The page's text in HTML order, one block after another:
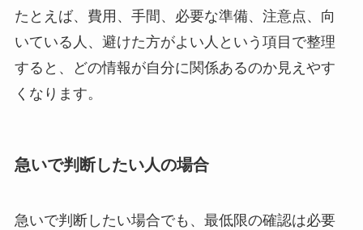
たとえば、費用、手間、必要な準備、注意点、向
いている人、避けた方がよい人という項目で整理
すると、どの情報が自分に関係あるのか見えやす
くなります。
急いで判断したい人の場合
急いで判断したい場合でも、最低限の確認は必要